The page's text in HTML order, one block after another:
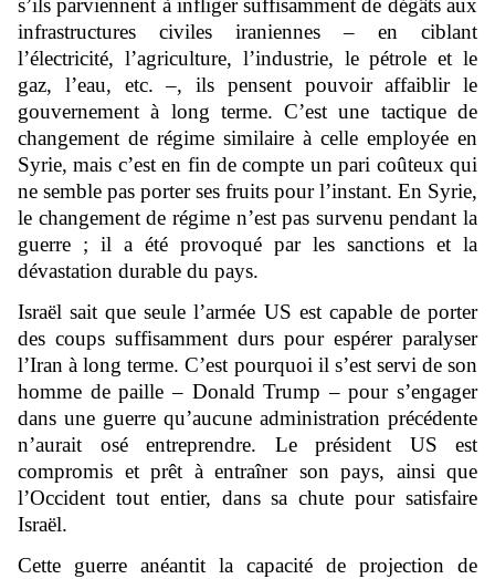
s’ils parviennent à infliger suffisamment de dégâts aux
infrastructures civiles iraniennes – en ciblant
l’électricité, l’agriculture, l’industrie, le pétrole et le
gaz, l’eau, etc. –, ils pensent pouvoir affaiblir le
gouvernement à long terme. C’est une tactique de
changement de régime similaire à celle employée en
Syrie, mais c’est en fin de compte un pari coûteux qui
ne semble pas porter ses fruits pour l’instant. En Syrie,
le changement de régime n’est pas survenu pendant la
guerre ; il a été provoqué par les sanctions et la
dévastation durable du pays.
Israël sait que seule l’armée US est capable de porter
des coups suffisamment durs pour espérer paralyser
l’Iran à long terme. C’est pourquoi il s’est servi de son
homme de paille – Donald Trump – pour s’engager
dans une guerre qu’aucune administration précédente
n’aurait osé entreprendre. Le président US est
compromis et prêt à entraîner son pays, ainsi que
l’Occident tout entier, dans sa chute pour satisfaire
Israël.
Cette guerre anéantit la capacité de projection de